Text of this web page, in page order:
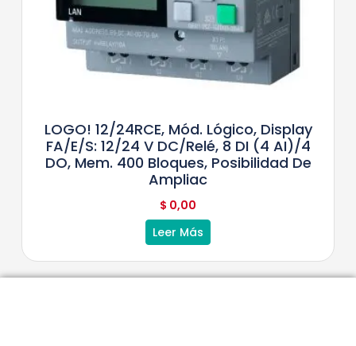
LOGO! 12/24RCE, Mód. Lógico, Display
FA/E/S: 12/24 V DC/relé, 8 DI (4 AI)/4
DO, Mem. 400 Bloques, Posibilidad De
Ampliac
$ 0,00
Leer Más